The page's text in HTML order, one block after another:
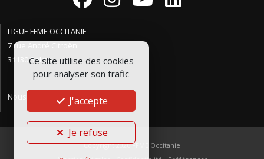
LIGUE FFME OCCITANIE
7 rue André Citroën
31130 Balma
Nous contacter
Copyright 2026FFME Occitanie
Ce site utilise des cookies
pour analyser son trafic
J'accepte
Je refuse